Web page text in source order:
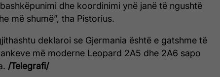
dhe koordinimi ynë janë të ngushtë
më shumë”, tha Pistorius.
deklaroi se Gjermania është e gatshme të
më moderne Leopard 2A5 dhe 2A6 sapo
/Telegrafi/